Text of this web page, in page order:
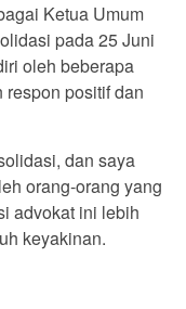
Ketua Umum
pada 25 Juni
oleh beberapa
respon positif dan
dan saya
orang-orang yang
advokat ini lebih
keyakinan.